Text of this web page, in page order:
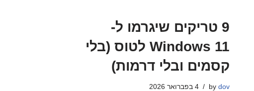
9 טריקים שיגרמו ל-
Windows 11 לטוס (בלי
קסמים ובלי דרמות)
by dov 4 בפברואר 2026